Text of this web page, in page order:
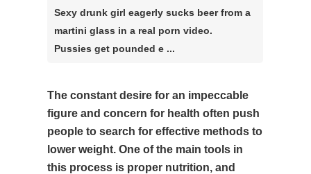
Sexy drunk girl eagerly sucks beer from a
martini glass in a real porn video.
Pussies get pounded e ...
The constant desire for an impeccable
figure and concern for health often push
people to search for effective methods to
lower weight. One of the main tools in
this process is proper nutrition, and